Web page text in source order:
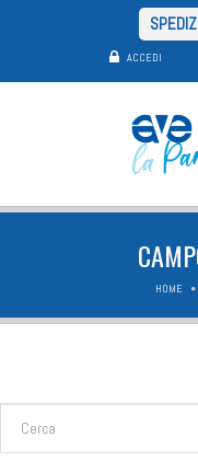
ACCEDI
HOME
FORM DI RICERCA